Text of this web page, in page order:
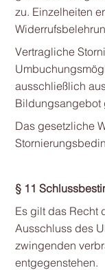
zu. Einzelheiten
Vertragliche
ausschließlich
Bildungsangebot
Das gesetzliche
§ 11
Es gilt das Recht
Ausschluss des
zwingenden
entgegenstehen.